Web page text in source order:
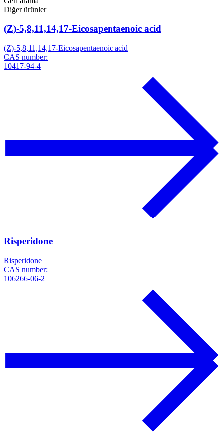
Diğer ürünler
(Z)-5,8,11,14,17-Eicosapentaenoic acid
(Z)-5,8,11,14,17-Eicosapentaenoic acid
CAS number:
10417-94-4
Risperidone
Risperidone
CAS number:
106266-06-2